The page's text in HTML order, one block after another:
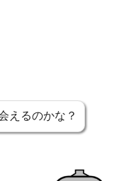
えるのかな？